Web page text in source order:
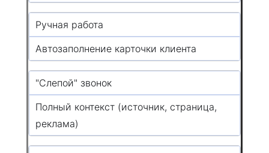
Ручная работа
Автозаполнение карточки клиента
"Слепой" звонок
Полный контекст (источник, страница,
реклама)